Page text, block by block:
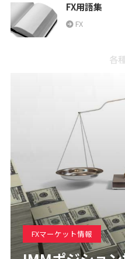
FX用語集
FX
各
FXマーケット情報